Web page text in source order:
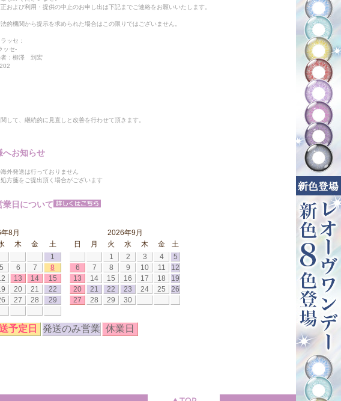
および利用・提供の中止のお申し出は下記までご連絡をお願いいたします。
的機関から提示を求められた場合はこの限りではございません。
ッセ：
ッセ-
者：柳澤 到宏
して、継続的に見直しと改善を行わせて頂きます。
へお知らせ
外発送は行っておりません
方箋をご提出頂く場合がございます
業日について
8月
木 金
土
1
5 6 7
8
13 14
15
20 21
22
27 28
29
2026年9月
日
月 火 水 木 金
土
1
2 3 4
5
6
7 8 9 10 11
12
13
14 15 16 17 18
19
20
21 22 23 24 25
26
27
28 29 30
予定日 発送のみ営業 休業日